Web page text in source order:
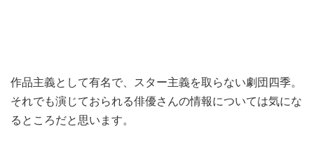
作品主義として有名で、スター主義を取らない劇団四季。
それでも演じておられる俳優さんの情報については気にな
るところだと思います。